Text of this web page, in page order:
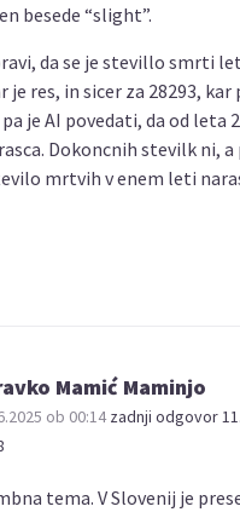
besede “slight”.
da se je stevillo smrti
je res, in sicer za 28293,
je AI povedati, da od leta
Dokoncnih stevilk ni, a
mrtvih v enem leti
Mamić Maminjo
ob 00:14 zadnji odgovor
tema. V Slovenij je